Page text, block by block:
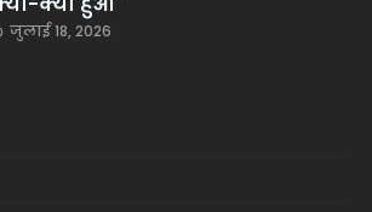
जुलाई 18, 2026